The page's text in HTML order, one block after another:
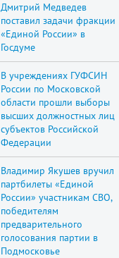
Дмитрий Медведев
поставил задачи фракции
«Единой России» в
Госдуме
В учреждениях ГУФСИН
России по Московской
области прошли выборы
высших должностных лиц
субъектов Российской
Федерации
Владимир Якушев вручил
партбилеты «Единой
России» участникам СВО,
победителям
предварительного
голосования партии в
Подмосковье